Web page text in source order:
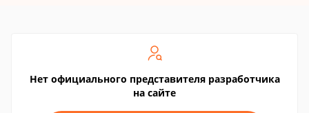
Нет официального представителя разработчика
на сайте